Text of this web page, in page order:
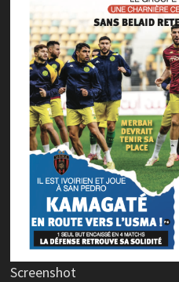
Screenshot